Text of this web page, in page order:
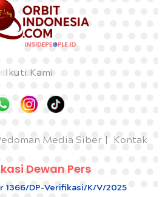
Ikuti Kami
Media Siber Kontak
Dewan Pers
1366/DP-Verifikasi/K/V/2025